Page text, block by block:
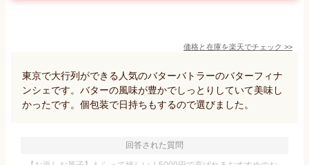
価格と在庫を楽天でチェック >>
東京で大行列ができる人気のバターバトラーのバターフィナ
ンシェです。バターの風味が豊かでしっとりしていて美味し
かったです。個包装で日持ちもするので選びました。
回答された質問